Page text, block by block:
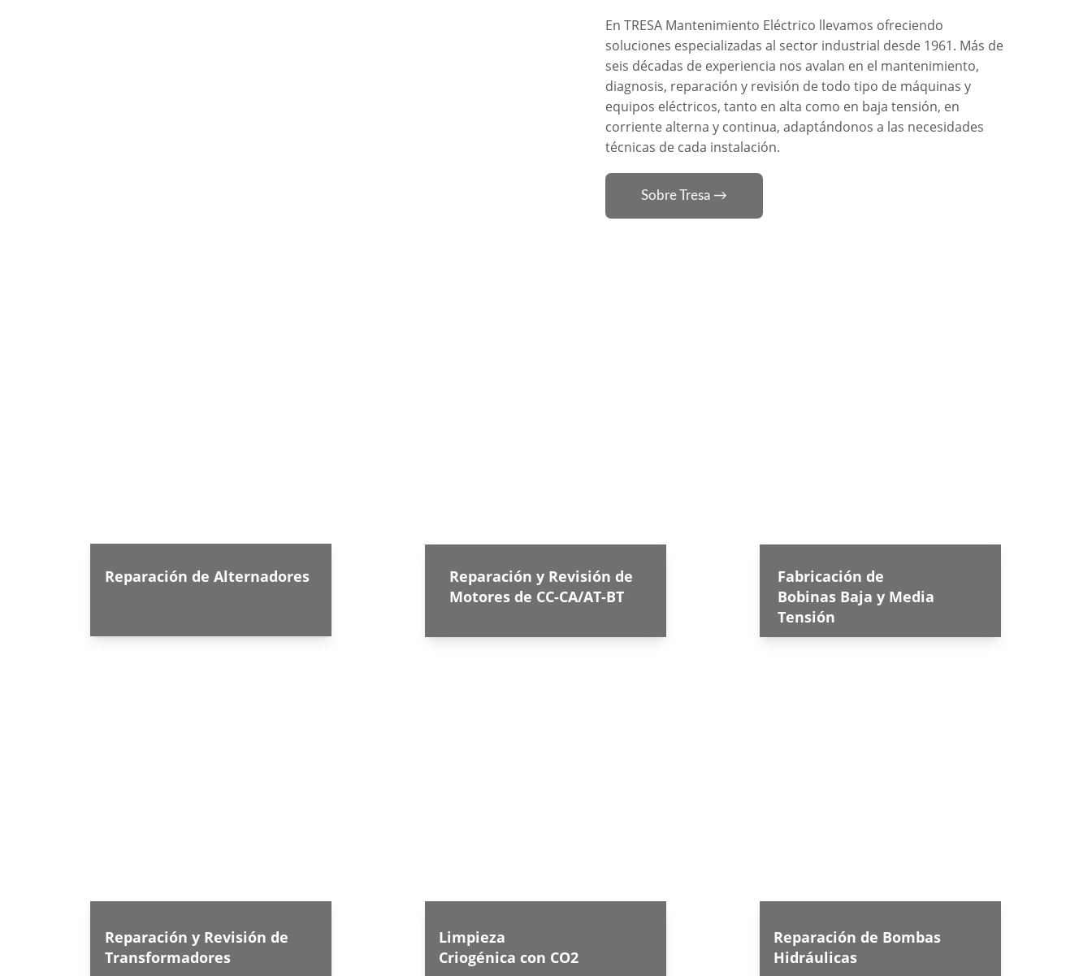
En TRESA Mantenimiento Eléctrico llevamos ofreciendo
soluciones especializadas al sector industrial desde 1961. Más de
seis décadas de experiencia nos avalan en el mantenimiento,
diagnosis, reparación y revisión de todo tipo de máquinas y
equipos eléctricos, tanto en alta como en baja tensión, en
corriente alterna y continua, adaptándonos a las necesidades
técnicas de cada instalación.
Sobre Tresa →
Reparación de Alternadores
Reparación y Revisión de
Motores de CC-CA/AT-BT
Fabricación de
Bobinas Baja y Media
Tensión
Reparación y Revisión de
Transformadores
Limpieza
Criogénica con CO2
Reparación de Bombas
Hidráulicas